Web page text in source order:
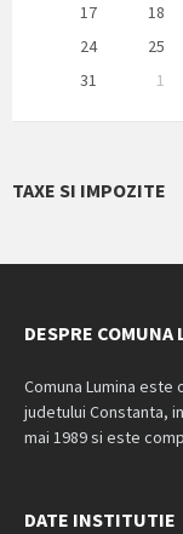
17
18
24
25
31
1
to
TAXE SI IMPOZITE
DESPRE COMUNA
Comuna Lumina
judetului Constanta,
mai 1989 si este
DATE INSTITUTIE